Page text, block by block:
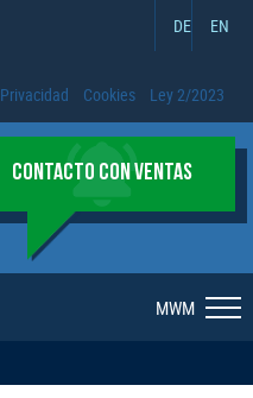
DE EN
Privacidad Cookies Ley 2/2023
CONTACTO CON VENTAS
MWM